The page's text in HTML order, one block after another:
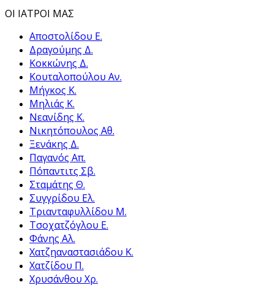
ΟΙ ΙΑΤΡΟΙ ΜΑΣ
Αποστολίδου Ε.
Δραγούμης Δ.
Κοκκώνης Δ.
Κουταλοπούλου Αν.
Μήγκος Κ.
Μηλιάς Κ.
Νεανίδης Κ.
Νικητόπουλος Αθ.
Ξενάκης Δ.
Παγανός Απ.
Πόπαντιτς Σβ.
Σταμάτης Θ.
Συγγρίδου Ελ.
Τριανταφυλλίδου Μ.
Τσοχατζόγλου Ε.
Φάνης Αλ.
Χατζηαναστασιάδου Κ.
Χατζίδου Π.
Χρυσάνθου Χρ.